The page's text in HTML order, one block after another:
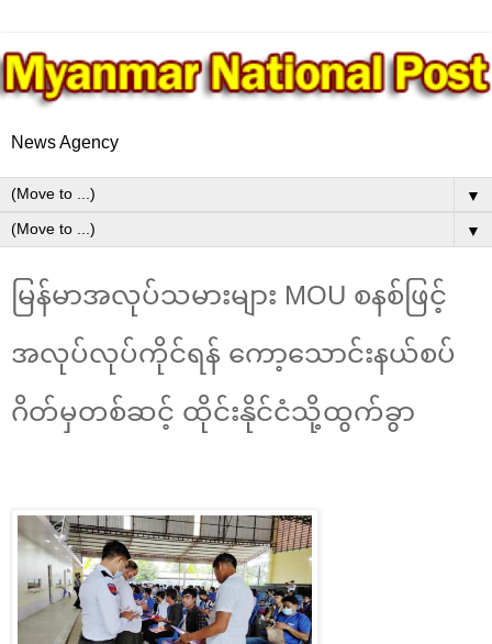
News Agency
▼
▼
မြန်မာအလုပ်သမားများ MOU စနစ်ဖြင့်
အလုပ်လုပ်ကိုင်ရန် ကော့သောင်းနယ်စပ်
ဂိတ်မှတစ်ဆင့် ထိုင်းနိုင်ငံသို့ထွက်ခွာ